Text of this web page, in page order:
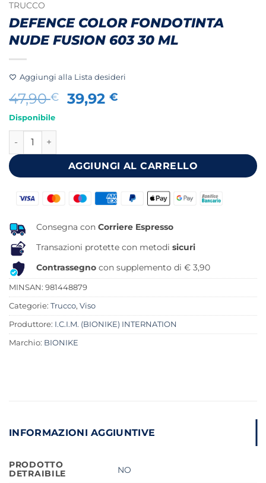
TRUCCO
DEFENCE COLOR FONDOTINTA
NUDE FUSION 603 30 ML
Aggiungi alla Lista desideri
47,90€
Il
47,90 €.
39,92€
39,92 €.
Disponibile
DEFENCE COLOR FONDOTINTA NUDE FUSION 603 30 ML
AGGIUNGI AL CARRELLO
Consegna con Corriere Espresso
Transazioni protette con metodi sicuri
Contrassegno con supplemento di € 3,90
MINSAN: 981448879
Categorie: Trucco, Viso
Produttore: I.C.I.M. (BIONIKE) INTERNATION
Marchio: BIONIKE
INFORMAZIONI AGGIUNTIVE
PRODOTTO
DETRAIBILE
NO